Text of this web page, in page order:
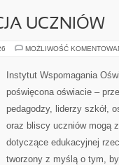
UCZNIÓW
MOŻLIWOŚĆ
Instytut Wspomagania
poświęcona oświacie –
pedagodzy, liderzy szkół,
oraz bliscy uczniów mogą
dotyczące edukacyjnej
tworzony z myślą o tym, by